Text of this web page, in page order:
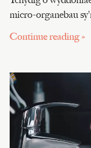
micro-organebau
Continue reading »